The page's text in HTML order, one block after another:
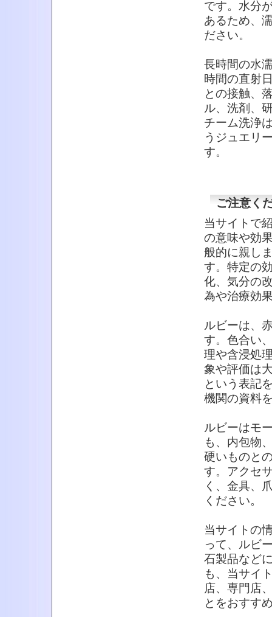
です。水分
あるため、
ださい。
長時間の水
時間の直射
との接触、
ル、洗剤、
チーム洗浄
うジュエリ
す。
ご注意く
当サイトで
の意味や効
般的に親し
す。特定の
化、気分の
為や治療効
ルビーは、
す。色合い
理や含浸処
象や評価は
という表記
機関の資料
ルビーはモ
も、内包物
硬いものと
す。アクセ
く、金具、
ください。
当サイトの
って、ルビ
石製品など
も、当サイ
店、専門店
とをおすす